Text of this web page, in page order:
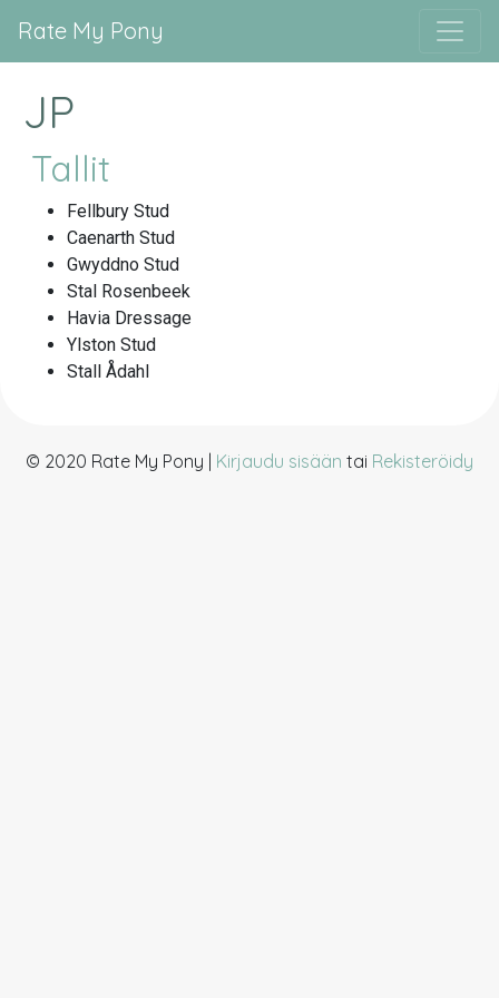
Rate My Pony
JP
Tallit
Fellbury Stud
Caenarth Stud
Gwyddno Stud
Stal Rosenbeek
Havia Dressage
Ylston Stud
Stall Ådahl
© 2020 Rate My Pony | Kirjaudu sisään tai Rekisteröidy